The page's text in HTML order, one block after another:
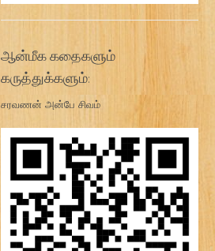
ஆன்மீக கதைகளும்
கருத்துக்களும்:
சரவணன் அன்பே சிவம்